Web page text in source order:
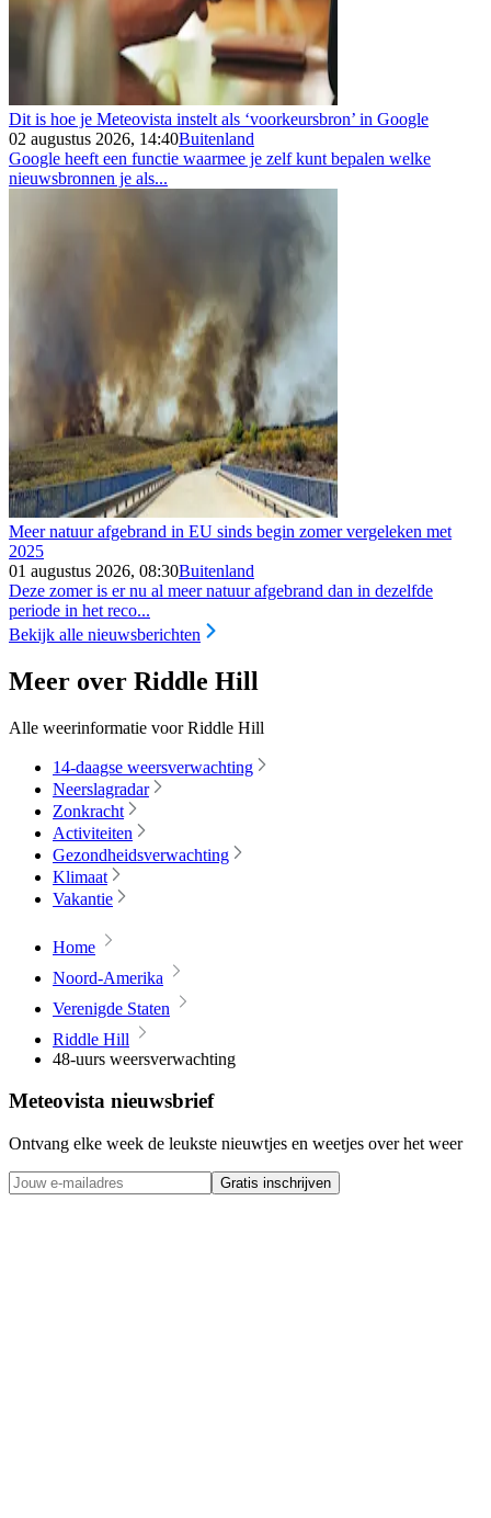
Dit is hoe je Meteovista instelt als ‘voorkeursbron’ in Google
02 augustus 2026, 14:40Buitenland
Google heeft een functie waarmee je zelf kunt bepalen welke
nieuwsbronnen je als...
Meer natuur afgebrand in EU sinds begin zomer vergeleken met
2025
01 augustus 2026, 08:30Buitenland
Deze zomer is er nu al meer natuur afgebrand dan in dezelfde
periode in het reco...
Bekijk alle nieuwsberichten
Meer over Riddle Hill
Alle weerinformatie voor Riddle Hill
14-daagse weersverwachting
Neerslagradar
Zonkracht
Activiteiten
Gezondheidsverwachting
Klimaat
Vakantie
Home
Noord-Amerika
Verenigde Staten
Riddle Hill
48-uurs weersverwachting
Meteovista nieuwsbrief
Ontvang elke week de leukste nieuwtjes en weetjes over het weer
Gratis inschrijven